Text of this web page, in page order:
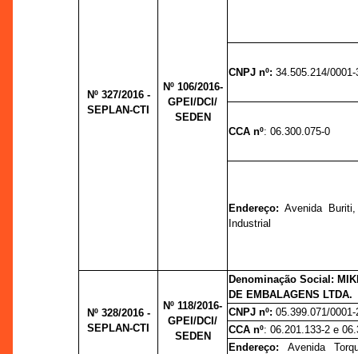
Nº 327/2016 -
SEPLAN-CTI
Nº 106/2016-
GPEI/DCI/
SEDEN
CNPJ nº:34.505.214/0001-
CCA nº: 06.300.075-0
Endereço:Avenida
Industrial
Nº 328/2016 -
SEPLAN-CTI
Nº 118/2016-
GPEI/DCI/
SEDEN
Denominação Social:
DE EMBALAGENS LTDA.
CNPJ nº:05.399.071/0001-
CCA nº: 06.201.133-2 e
Endereço:Avenida